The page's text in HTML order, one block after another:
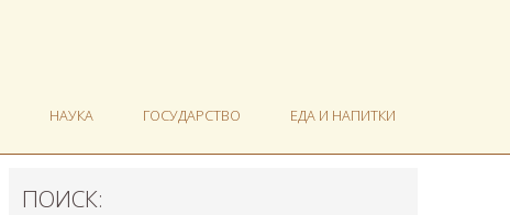
НАУКА ГОСУДАРСТВО ЕДА И НАПИТКИ
ПОИСК: